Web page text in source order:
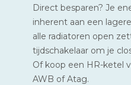
Direct besparen? Je
inherent aan een
alle radiatoren open
tijdschakelaar om je
Of koop een HR-ketel
AWB of Atag.